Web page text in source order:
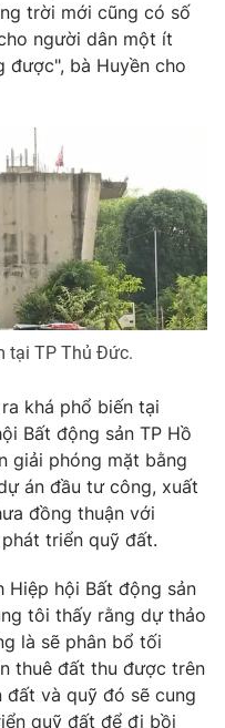
trời mới cũng có số
người dân một ít
được", bà Huyền cho
tại TP Thủ Đức.
khá phổ biến tại
Bất động sản TP Hồ
giải phóng mặt bằng
án đầu tư công, xuất
đồng thuận với
triển quỹ đất.
Hiệp hội Bất động sản
tôi thấy rằng dự thảo
là sẽ phân bổ tối
thuê đất thu được trên
và quỹ đó sẽ cung
quỹ đất để đi bồi